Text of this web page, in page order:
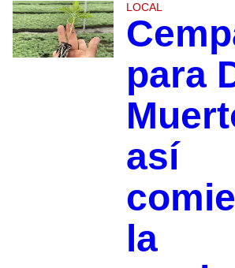
LOCAL
para
así
la